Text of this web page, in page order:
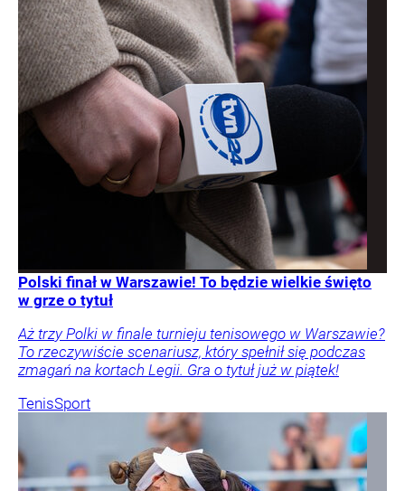
Polski finał w Warszawie! To będzie wielkie święto
w grze o tytuł
Aż trzy Polki w finale turnieju tenisowego w Warszawie?
To rzeczywiście scenariusz, który spełnił się podczas
zmagań na kortach Legii. Gra o tytuł już w piątek!
TenisSport